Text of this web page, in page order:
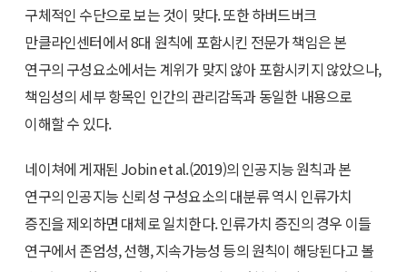
구체적인 수단으로 보는 것이 맞다. 또한 하버드버크
만클라인센터에서 8대 원칙에 포함시킨 전문가 책임은 본
연구의 구성요소에서는 계위가 맞지 않아 포함시키지 않았으나,
책임성의 세부 항목인 인간의 관리감독과 동일한 내용으로
이해할 수 있다.
네이쳐에 게재된 Jobin et al.(2019)의 인공지능 원칙과 본
연구의 인공지능 신뢰성 구성요소의 대분류 역시 인류가치
증진을 제외하면 대체로 일치한다. 인류가치 증진의 경우 이들
연구에서 존엄성, 선행, 지속가능성 등의 원칙이 해당된다고 볼